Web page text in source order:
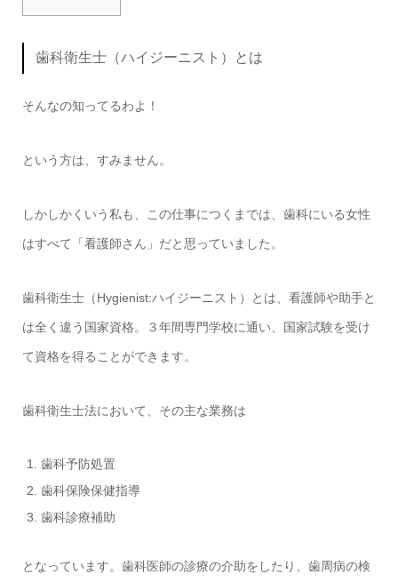
歯科衛生士（ハイジーニスト）とは
そんなの知ってるわよ！
という方は、すみません。
しかしかくいう私も、この仕事につくまでは、歯科にいる女性
はすべて「看護師さん」だと思っていました。
歯科衛生士（Hygienist:ハイジーニスト）とは、看護師や助手と
は全く違う国家資格。３年間専門学校に通い、国家試験を受け
て資格を得ることができます。
歯科衛生士法において、その主な業務は
歯科予防処置
歯科保険保健指導
歯科診療補助
となっています。歯科医師の診療の介助をしたり、歯周病の検